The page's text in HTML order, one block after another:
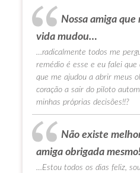
Nossa amiga
vida mudou…
…radicalmente todos me
remédio é esse e eu falei que
que me ajudou a abrir meus
coração a sair do piloto
minhas próprias decisões!!?
Não existe
amiga obrigada
…Estou todos os dias feliz,